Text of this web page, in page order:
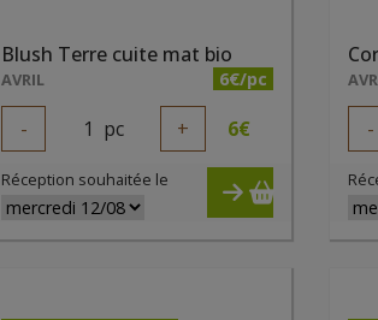
Blush Terre cuite mat bio
AVRIL 6€/pc
- 1 pc + 6€
Réception souhaitée le
-